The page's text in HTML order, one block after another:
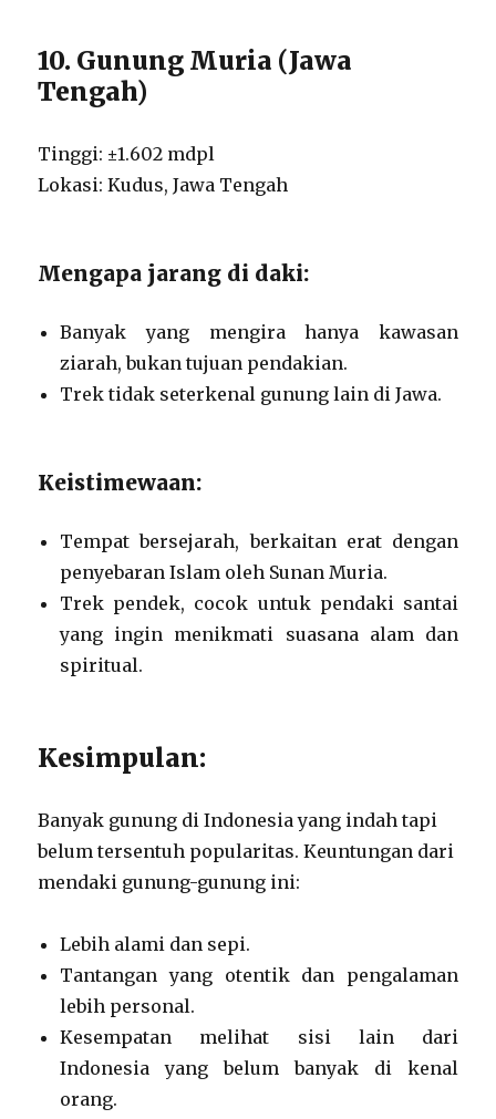
10. Gunung Muria (Jawa
Tengah)
Tinggi: ±1.602 mdpl
Lokasi: Kudus, Jawa Tengah
Mengapa jarang di daki:
Banyak yang mengira hanya kawasan
ziarah, bukan tujuan pendakian.
Trek tidak seterkenal gunung lain di Jawa.
Keistimewaan:
Tempat bersejarah, berkaitan erat dengan
penyebaran Islam oleh Sunan Muria.
Trek pendek, cocok untuk pendaki santai
yang ingin menikmati suasana alam dan
spiritual.
Kesimpulan:
Banyak gunung di Indonesia yang indah tapi
belum tersentuh popularitas. Keuntungan dari
mendaki gunung-gunung ini:
Lebih alami dan sepi.
Tantangan yang otentik dan pengalaman
lebih personal.
Kesempatan melihat sisi lain dari
Indonesia yang belum banyak di kenal
orang.